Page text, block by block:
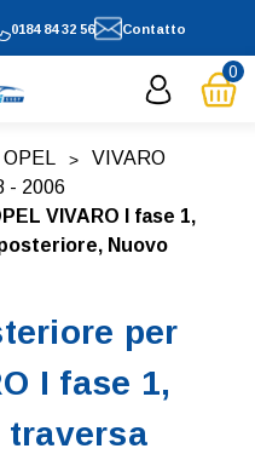
0184 84 32 56 Contatto
0
OPEL
VIVARO
- 2006
VIVARO I fase 1,
Nuovo
per
I fase 1,
traversa